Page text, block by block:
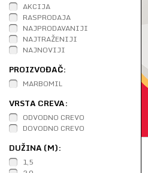
AKCIJA
RASPRODAJA
NAJPRODAVANIJI
NAJTRAŽENIJI
NAJNOVIJI
PROIZVOĐAČ:
MARBOMIL
VRSTA CREVA:
ODVODNO CREVO
DOVODNO CREVO
DUŽINA (M):
1,5